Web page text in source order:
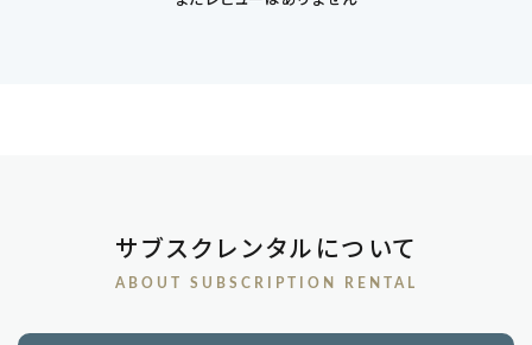
サブスクレンタルについて
ABOUT SUBSCRIPTION RENTAL